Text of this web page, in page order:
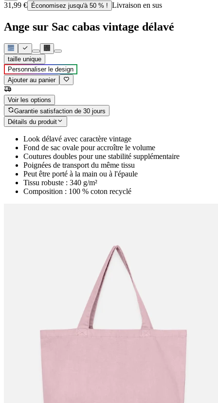
31,99 € Économisez jusqu'à 50 % ! Livraison en sus
Ange sur Sac cabas vintage délavé
taille unique
Personnaliser le design
Ajouter au panier
Voir les options
Garantie satisfaction de 30 jours
Détails du produit
Look délavé avec caractère vintage
Fond de sac ovale pour accroître le volume
Coutures doubles pour une stabilité supplémentaire
Poignées de transport du même tissu
Peut être porté à la main ou à l'épaule
Tissu robuste : 340 g/m²
Composition : 100 % coton recyclé